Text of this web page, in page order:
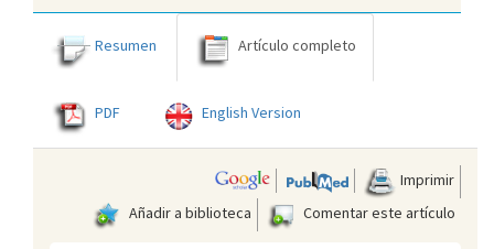
Resumen Artículo completo
PDF English Version
Imprimir
Añadir a biblioteca
Comentar este artículo